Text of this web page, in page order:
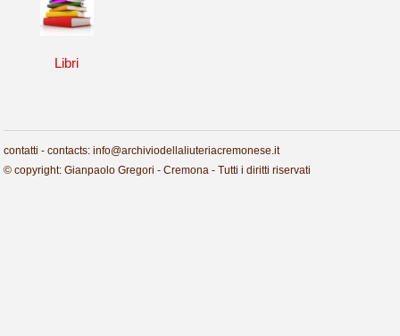
Libri
contatti - contacts: info@archiviodellaliuteriacremonese.it
© copyright: Gianpaolo Gregori - Cremona - Tutti i diritti riservati